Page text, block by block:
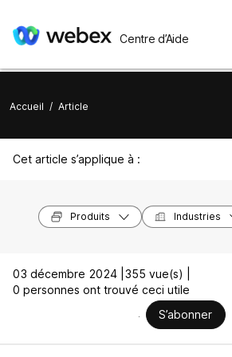
Centre d’Aide
Accueil / Article
Cet article s’applique à :
Produits Industries
03 décembre 2024 | 355 vue(s) |
0 personnes ont trouvé ceci utile
S’abonner